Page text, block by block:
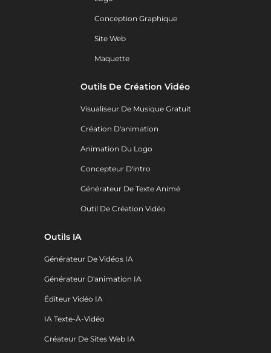
Conception Graphique
Site Web
Maquette
Outils De Création Vidéo
Visualiseur De Musique Gratuit
Création D'animation
Animation Du Logo
Concepteur D'intro
Générateur De Texte Animé
Outil De Création Vidéo
Outils IA
Générateur De Vidéos IA
Générateur D'animation IA
Éditeur Vidéo IA
IA Texte-À-Vidéo
Créateur De Sites Web IA